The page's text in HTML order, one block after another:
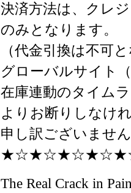
決済方法は、クレ
のみとなります。
（代金引換は不可
グローバルサイト
在庫連動のタイム
よりお断りしなけ
申し訳ございませ
The Real Crack in